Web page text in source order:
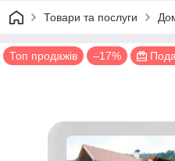
Товари та послуги
Топ продажів –17%